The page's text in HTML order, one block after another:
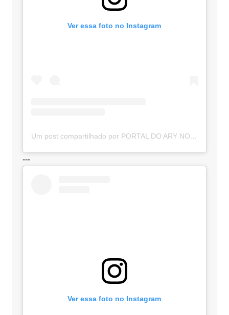
Ver essa foto no Instagram
Um post compartilhado por PORTAL DO ARY NOTÍCIAS (@portaldoarynoticias)
---
Ver essa foto no Instagram